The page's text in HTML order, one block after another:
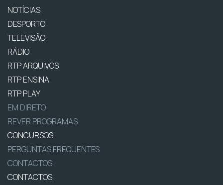
NOTÍCIAS
DESPORTO
TELEVISÃO
RÁDIO
RTP ARQUIVOS
RTP ENSINA
RTP PLAY
EM DIRETO
REVER PROGRAMAS
CONCURSOS
PERGUNTAS FREQUENTES
CONTACTOS
CONTACTOS